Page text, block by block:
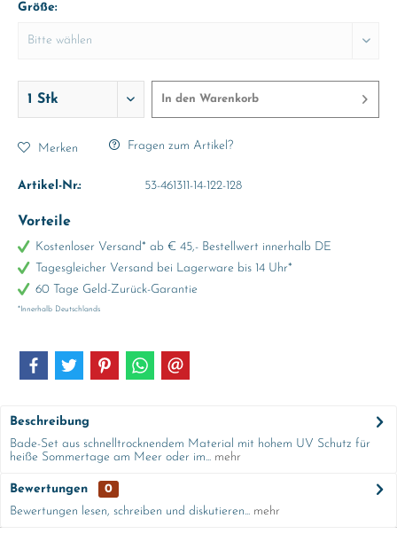
Größe:
In den Warenkorb
Merken Fragen zum Artikel?
Artikel-Nr.: 53-461311-14-122-128
Vorteile
Kostenloser Versand* ab € 45,- Bestellwert innerhalb DE
Tagesgleicher Versand bei Lagerware bis 14 Uhr*
60 Tage Geld-Zurück-Garantie
*Innerhalb Deutschlands
Beschreibung
Bade-Set aus schnelltrocknendem Material mit hohem UV Schutz für
heiße Sommertage am Meer oder im... mehr
Bewertungen
0
Bewertungen lesen, schreiben und diskutieren... mehr